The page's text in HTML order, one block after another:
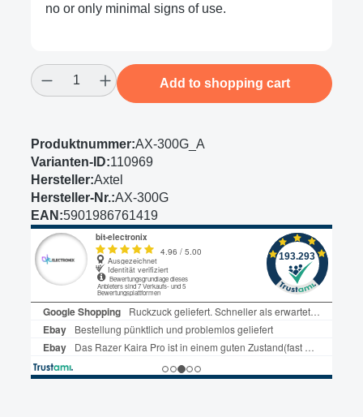
no or only minimal signs of use.
Product Quantity: Enter the desired
Add to shopping cart
Produktnummer:AX-300G_A
Varianten-ID:110969
Hersteller:Axtel
Hersteller-Nr.:AX-300G
EAN:5901986761419